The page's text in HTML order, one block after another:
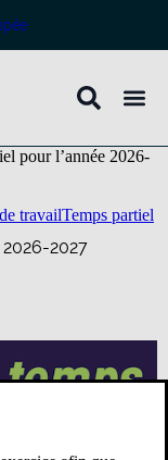
pour l’année 2026-
travailTemps partiel
2027